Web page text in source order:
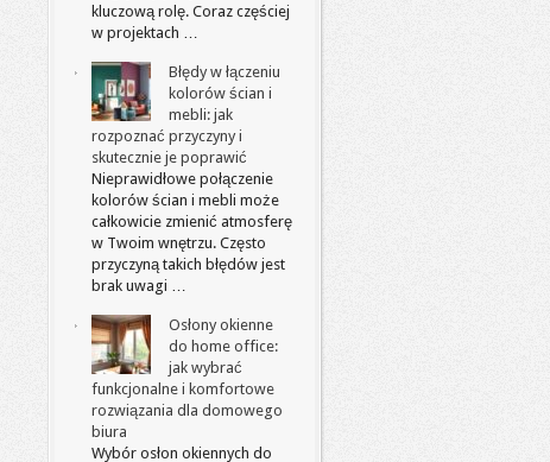
kluczową rolę. Coraz częściej
w projektach …
Błędy w łączeniu
kolorów ścian i
mebli: jak
rozpoznać przyczyny i
skutecznie je poprawić
Nieprawidłowe połączenie
kolorów ścian i mebli może
całkowicie zmienić atmosferę
w Twoim wnętrzu. Często
przyczyną takich błędów jest
brak uwagi …
Osłony okienne
do home office:
jak wybrać
funkcjonalne i komfortowe
rozwiązania dla domowego
biura
Wybór osłon okiennych do